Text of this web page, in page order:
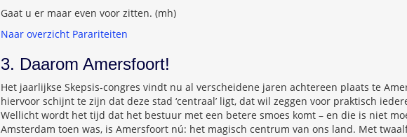
Gaat u er maar even voor zitten. (mh)
Naar overzicht Parariteiten
3. Daarom Amersfoort!
Het jaarlijkse Skepsis-congres vindt nu al verscheidene jaren achtereen plaats te
hiervoor schijnt te zijn dat deze stad ‘centraal’ ligt, dat wil zeggen voor praktisch
Wellicht wordt het tijd dat het bestuur met een betere smoes komt – en die is niet
Amsterdam toen was, is Amersfoort nú: het magisch centrum van ons land. Met